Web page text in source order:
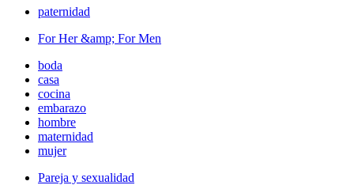
paternidad
For Her &amp; For Men
boda
casa
cocina
embarazo
hombre
maternidad
mujer
Pareja y sexualidad